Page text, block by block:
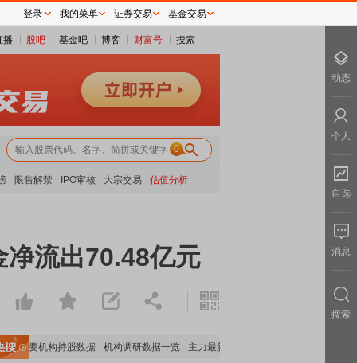
播 股吧 基金吧 博客 财富号 搜索
0
限售解禁 IPO审核 大宗交易 估值分析
流出70.48亿元
重要机构持股数据 机构调研数据一览 主力最新动向
登录 我的菜单 证券交易 基金交易
动态
个人
自选
消息
搜索